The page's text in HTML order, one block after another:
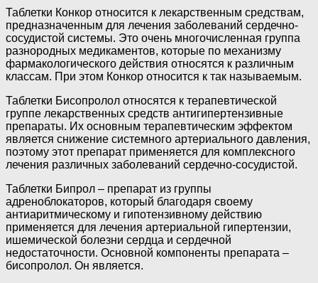
Таблетки Конкор относится к лекарственным средствам,
предназначенным для лечения заболеваний сердечно-
сосудистой системы. Это очень многочисленная группа
разнородных медикаментов, которые по механизму
фармакологического действия относятся к различным
классам. При этом Конкор относится к так называемым.
Таблетки Бисопролол относятся к терапевтической
группе лекарственных средств антигипертензивные
препараты. Их основным терапевтическим эффектом
является снижение системного артериального давления,
поэтому этот препарат применяется для комплексного
лечения различных заболеваний сердечно-сосудистой.
Таблетки Бипрол – препарат из группы
адреноблокаторов, который благодаря своему
антиаритмическому и гипотензивному действию
применяется для лечения артериальной гипертензии,
ишемической болезни сердца и сердечной
недостаточности. Основной компоненты препарата –
бисопролол. Он является.